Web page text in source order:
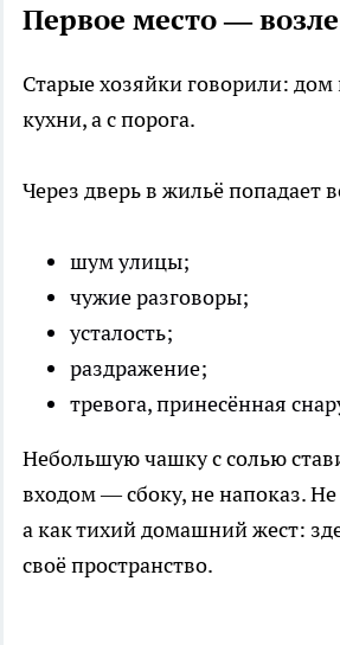
Первое место —
Старые хозяйки говорили: дом
кухни, а с порога.
Через дверь в жильё попадает
шум улицы;
чужие разговоры;
усталость;
раздражение;
тревога, принесённая
Небольшую чашку с солью
входом — сбоку, не напоказ.
а как тихий домашний жест:
своё пространство.